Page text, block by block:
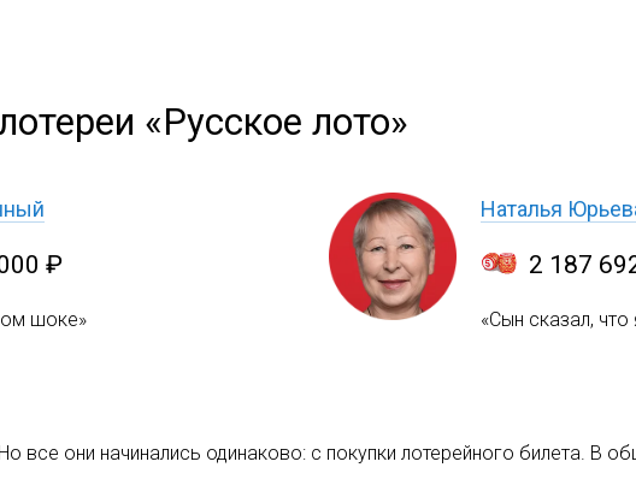
«Русское лото»
₽
шоке»
Наталья
2 187
«Сын сказал,
все они начинались одинаково: c покупки лотерейного билета. В